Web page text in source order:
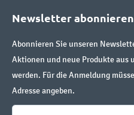
Newsletter abonnieren
Abonnieren Sie unseren
Aktionen und neue Produkte aus
werden. Für die Anmeldung
Adresse angeben.